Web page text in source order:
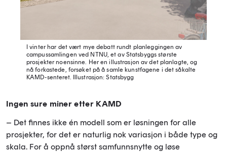
I vinter har det vært mye debatt rundt planleggingen av
campussamlingen ved NTNU, et av Statsbyggs største
prosjekter noensinne. Her en illustrasjon av det planlagte, og
nå forkastede, forsøket på å samle kunstfagene i det såkalte
KAMD-senteret. Illustrasjon: Statsbygg
Ingen sure miner etter KAMD
– Det finnes ikke én modell som er løsningen for alle
prosjekter, for det er naturlig nok variasjon i både type og
skala. For å oppnå størst samfunnsnytte og løse